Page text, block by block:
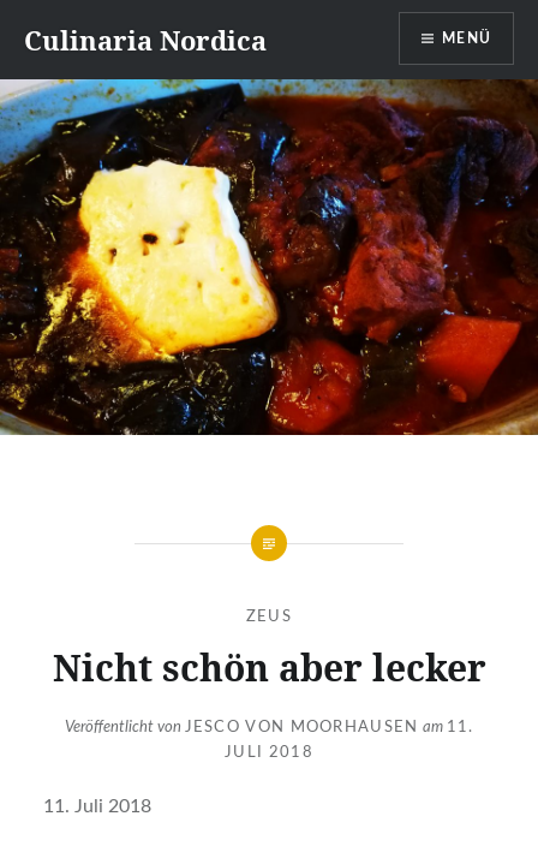
zumCulinaria Nordica MENÜ
ZEUS
Nicht schön aber lecker
Veröffentlicht von JESCO VON MOORHAUSEN am 11.
JULI 2018
11. Juli 2018